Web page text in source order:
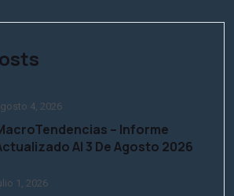
4, 2026
– Informe
Al 3 De Agosto 2026
1, 2026